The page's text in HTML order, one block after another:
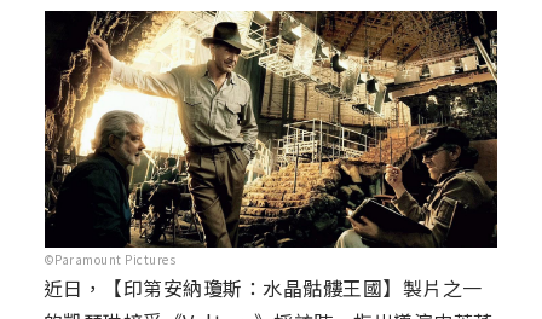
©Paramount Pictures
近日，【印第安納瓊斯：水晶骷髏王國】製片之一